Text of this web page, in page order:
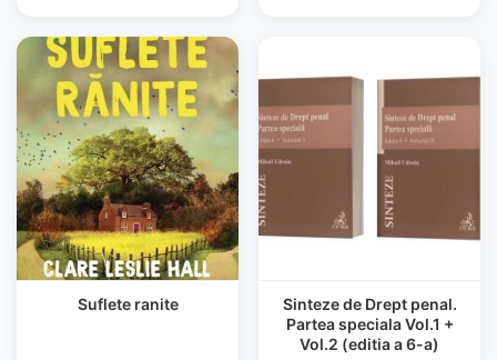
Suflete ranite
Sinteze de Drept penal.
Partea speciala Vol.1 +
Vol.2 (editia a 6-a)